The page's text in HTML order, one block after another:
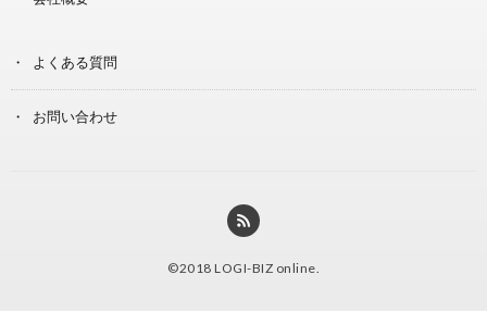
よくある質問
お問い合わせ
©2018 LOGI-BIZ online